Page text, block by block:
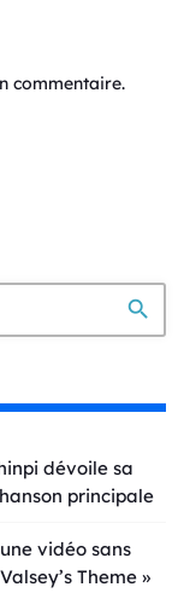
commentaire.
search
dévoile sa
principale
vidéo sans
Theme »